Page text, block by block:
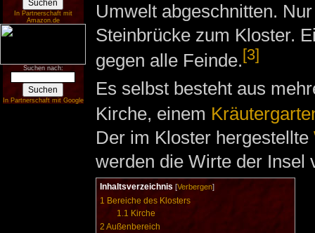
In Partnerschaft mit
Amazon.de
Suchen nach:
In Partnerschaft mit Google
Umwelt abgeschnitten.
Steinbrücke zum Kloster.
gegen alle Feinde.[3]
Es selbst besteht aus
Kirche, einem
Der im Kloster hergestellte
werden die Wirte der Insel
Inhaltsverzeichnis [Verbergen]
1 Bereiche des Klosters
1.1 Kirche
2Außenbereich